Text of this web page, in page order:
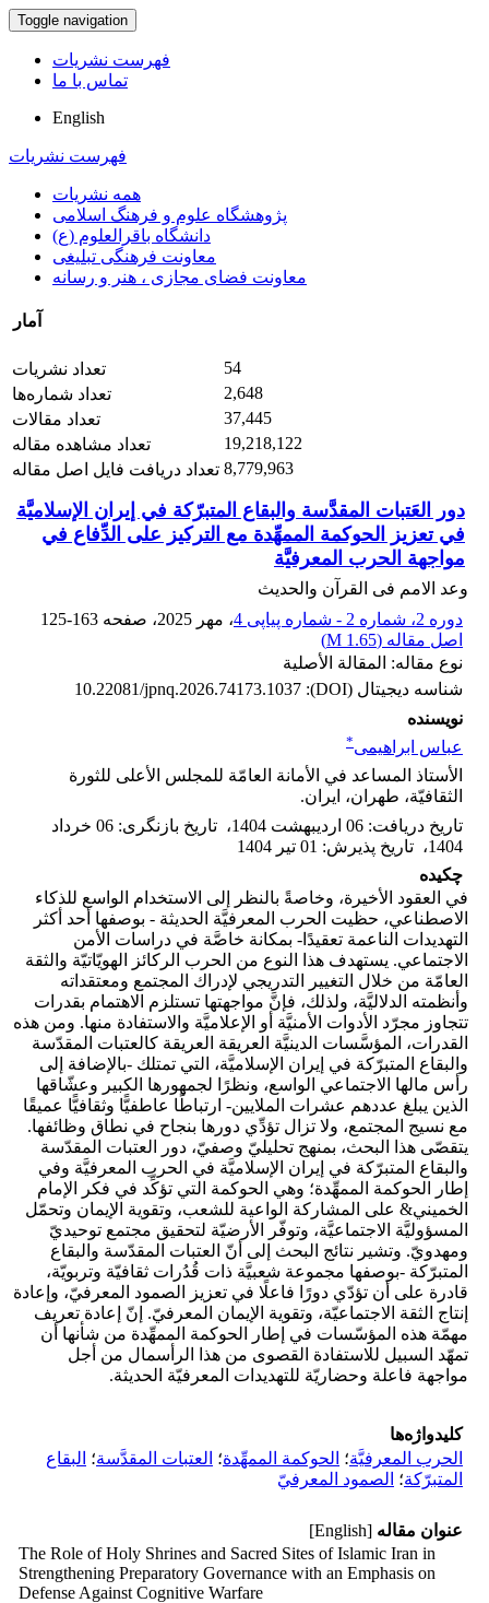
Toggle navigation
فهرست نشریات
تماس با ما
English
فهرست نشریات
همه نشریات
پژوهشگاه علوم و فرهنگ اسلامی
دانشگاه باقرالعلوم (ع)
معاونت فرهنگی تبلیغی
معاونت فضای مجازی ، هنر و رسانه
آمار
تعداد نشریات
54
تعداد شماره‌ها
2,648
تعداد مقالات
37,445
تعداد مشاهده مقاله
19,218,122
تعداد دریافت فایل اصل مقاله 8,779,963
دور العَتبات المقدَّسة والبقاع المتبرّکة في إيران الإسلاميَّة
في تعزيز الحوكمة الممهِّدة مع التركيز على الدِّفاع في
مواجهة الحرب المعرفيَّة
وعد الامم فی القرآن والحدیث
دوره 2، شماره 2 - شماره پیاپی 4
، مهر 2025 ، صفحه 125-163
اصل مقاله (1.65 M
)
نوع مقاله: المقالة الأصلية
شناسه دیجیتال (DOI):
10.22081/jpnq.2026.74173.1037
نویسنده
عباس ابراهیمی*
الأستاذ المساعد في الأمانة العامّة للمجلس الأعلى للثورة
الثقافيّة، طهران، ايران.
تاریخ دریافت: 06 اردیبهشت 1404 ، تاریخ بازنگری:
06 خرداد
1404، تاریخ پذیرش: 01 تیر 1404
چکیده
في العقود الأخيرة، وخاصةً بالنظر إلى الاستخدام الواسع للذكاء
الاصطناعي، حظيت الحرب المعرفيَّة الحديثة - بوصفها أحد أكثر
التهديدات الناعمة تعقيدًا- بمكانة خاصَّة في دراسات الأمن
الاجتماعي. يستهدف هذا النوع من الحرب الركائز الهويّاتيّة والثقة
العامّة من خلال التغيير التدريجي لإدراك المجتمع ومعتقداته
وأنظمته الدلاليَّة، ولذلك، فإنَّ مواجهتها تستلزم الاهتمام بقدرات
تتجاوز مجرّد الأدوات الأمنيَّة أو الإعلاميَّة والاستفادة منها. ومن هذه
القدرات، المؤسَّسات الدينيَّة العريقة العريقة كالعتبات المقدّسة
والبقاع المتبرّكة في إيران الإسلاميَّة، التي تمتلك -بالإضافة إلى
رأس مالها الاجتماعي الواسع، ونظرًا لجمهورها الكبير وعشّاقها
الذين يبلغ عددهم عشرات الملايين- ارتباطًا عاطفيًّا وثقافيًّا عميقًا
مع نسيج المجتمع، ولا تزال تؤدِّي دورها بنجاح في نطاق وظائفها.
يتقصّى هذا البحث، بمنهج تحليليّ وصفيّ، دور العتبات المقدّسة
والبقاع المتبرّكة في إيران الإسلاميَّة في الحرب المعرفيَّة وفي
إطار الحوكمة الممهِّدة؛ وهي الحوكمة التي تؤكِّد في فكر الإمام
الخميني& على المشاركة الواعية للشعب، وتقوية الإيمان وتحمّل
المسؤوليَّة الاجتماعيَّة، وتوفّر الأرضيّة لتحقيق مجتمع توحيديّ
ومهدويّ. وتشير نتائج البحث إلى أنّ العتبات المقدّسة والبقاع
المتبرّكة -بوصفها مجموعة شعبيَّة ذات قُدُرات ثقافيّة وتربويّة،
قادرة على أن تؤدّي دورًا فاعلًا في تعزيز الصمود المعرفيّ، وإعادة
إنتاج الثقة الاجتماعيّة، وتقوية الإيمان المعرفيّ. إنّ إعادة تعريف
مهمّة هذه المؤسّسات في إطار الحوكمة الممهِّدة من شأنها أن
تمهّد السبيل للاستفادة القصوى من هذا الرأسمال من أجل
مواجهة فاعلة وحضاريّة للتهديدات المعرفيّة الحديثة.
کلیدواژه‌ها
الحرب المعرفيَّة؛ الحوكمة الممهِّدة؛ العتبات المقدَّسة؛ البقاع
المتبرّكة؛ الصمود المعرفيّ
عنوان مقاله [English]
The Role of Holy Shrines and Sacred Sites of Islamic Iran in
Strengthening Preparatory Governance with an Emphasis on
Defense Against Cognitive Warfare